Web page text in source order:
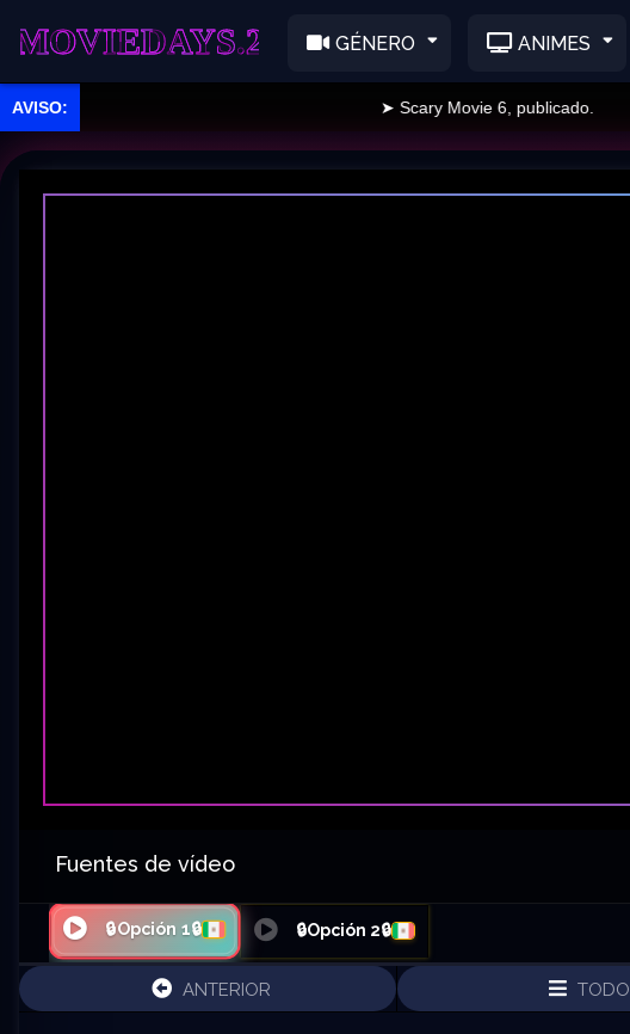
GÉNERO ANIMES
➤ Scary Movie 6, publicado.
Fuentes de vídeo
🔒Opción 1🔒 🔒Opción 2🔒
ANTERIOR TODO